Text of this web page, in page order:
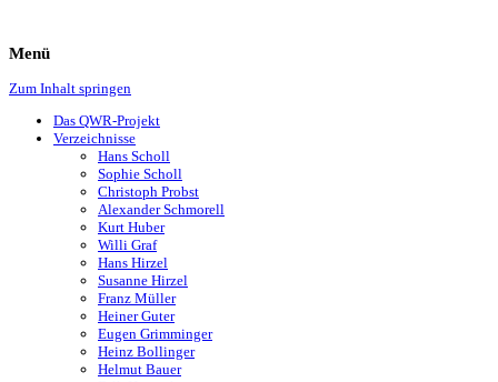
Menü
Zum Inhalt springen
Das QWR-Projekt
Verzeichnisse
Hans Scholl
Sophie Scholl
Christoph Probst
Alexander Schmorell
Kurt Huber
Willi Graf
Hans Hirzel
Susanne Hirzel
Franz Müller
Heiner Guter
Eugen Grimminger
Heinz Bollinger
Helmut Bauer